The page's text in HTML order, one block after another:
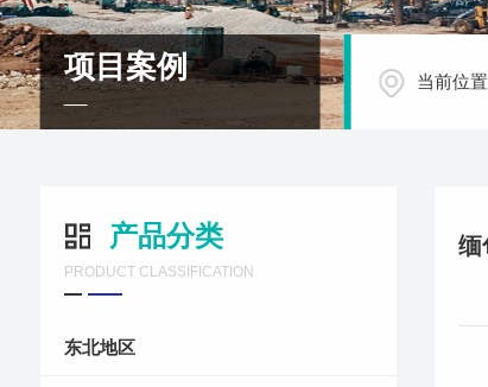
项目案例 当前位置
产品分类
PRODUCT CLASSIFICATION
东北地区